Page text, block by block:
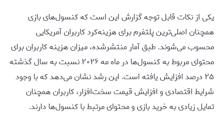
یکی از نکات قابل توجه گزارش این است که کنسول‌های بازی
همچنان اصلی‌ترین پلتفرم برای هزینه‌کرد کاربران آمریکایی
محسوب می‌شوند. طبق آمار منتشرشده، میزان هزینه کاربران برای
محتوای مربوط به کنسول‌ها در ماه مه ۲۰۲۶ نسبت به سال گذشته
۲۵ درصد افزایش یافته است. این رشد نشان می‌دهد که با وجود
شرایط اقتصادی و افزایش قیمت سخت‌افزار، کاربران همچنان
تمایل زیادی به خرید بازی و محتوای مرتبط با کنسول‌ها دارند.